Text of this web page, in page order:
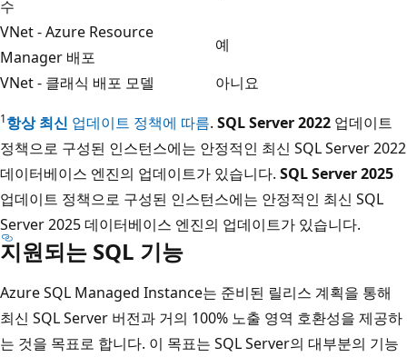
수
VNet - Azure Resource
Manager 배포
예
VNet - 클래식 배포 모델
아니요
1항상 최신 업데이트 정책에 따름. SQL Server 2022 업데이트
정책으로 구성된 인스턴스에는 안정적인 최신 SQL Server 2022
데이터베이스 엔진의 업데이트가 있습니다. SQL Server 2025
업데이트 정책으로 구성된 인스턴스에는 안정적인 최신 SQL
Server 2025 데이터베이스 엔진의 업데이트가 있습니다.
지원되는 SQL 기능
Azure SQL Managed Instance는 준비된 릴리스 계획을 통해
최신 SQL Server 버전과 거의 100% 노출 영역 호환성을 제공하
는 것을 목표로 합니다. 이 목표는 SQL Server의 대부분의 기능